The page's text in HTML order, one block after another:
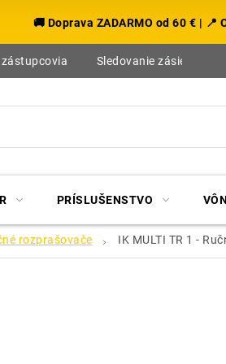
🚚 Doprava ZADARMO od 60 € | 📍
Sledovanie zásielky
PRÍSLUŠENSTVO
rozprašovače IK MULTI TR 1 -